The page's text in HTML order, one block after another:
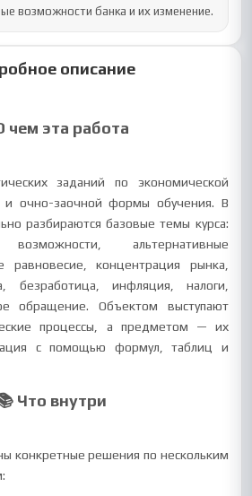
возможности банка и их изменение.
описание
чем эта работа
заданий по экономической
и очно-заочной формы обучения. В
разбираются базовые темы курса:
возможности, альтернативные
равновесие, концентрация рынка,
безработица, инфляция, налоги,
обращение. Объектом выступают
процессы, а предметом — их
с помощью формул, таблиц и
Что внутри
конкретные решения по нескольким